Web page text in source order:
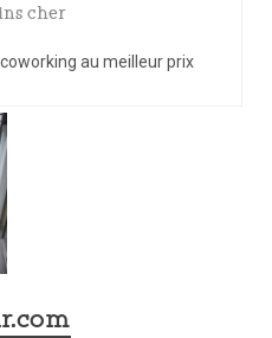
cher
au meilleur prix